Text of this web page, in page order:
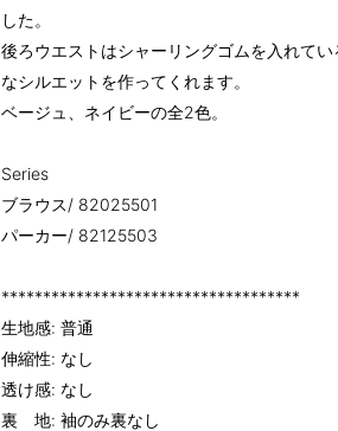
した。
後ろウエストはシャーリングゴムを入れて
なシルエットを作ってくれます。
ベージュ、ネイビーの全2色。
Series
ブラウス/ 82025501
パーカー/ 82125503
************************************
生地感: 普通
伸縮性: なし
透け感: なし
裏 地: 袖のみ裏なし